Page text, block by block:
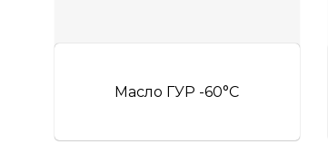
Масло ГУР -60°C